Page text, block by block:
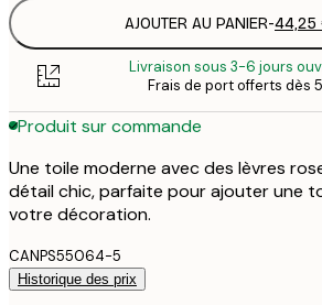
AJOUTER AU PANIER-44,25
Livraison sous 3-6 jours
Frais de port offerts dès
Produit sur commande
Une toile moderne avec des lèvres
détail chic, parfaite pour ajouter une
votre décoration.
CANPS55064-5
Historique des prix